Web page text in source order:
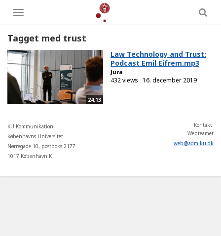
Toggle
menu
Tagget med trust
24:13
Law Technology and Trust:
Podcast Emil Eifrem.mp3
Jura
432 views 16. december 2019
KU Kommunikation
Københavns Universitet
Nørregade 10, postboks 2177
1017 København K
Kontakt:
Webteamet
web@adm.ku.dk